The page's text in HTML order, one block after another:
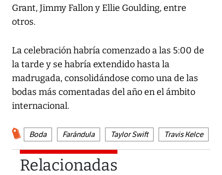
Grant, Jimmy Fallon y Ellie Goulding, entre
otros.
La celebración habría comenzado a las 5:00 de
la tarde y se habría extendido hasta la
madrugada, consolidándose como una de las
bodas más comentadas del año en el ámbito
internacional.
Boda Farándula Taylor Swift Travis Kelce
Relacionadas